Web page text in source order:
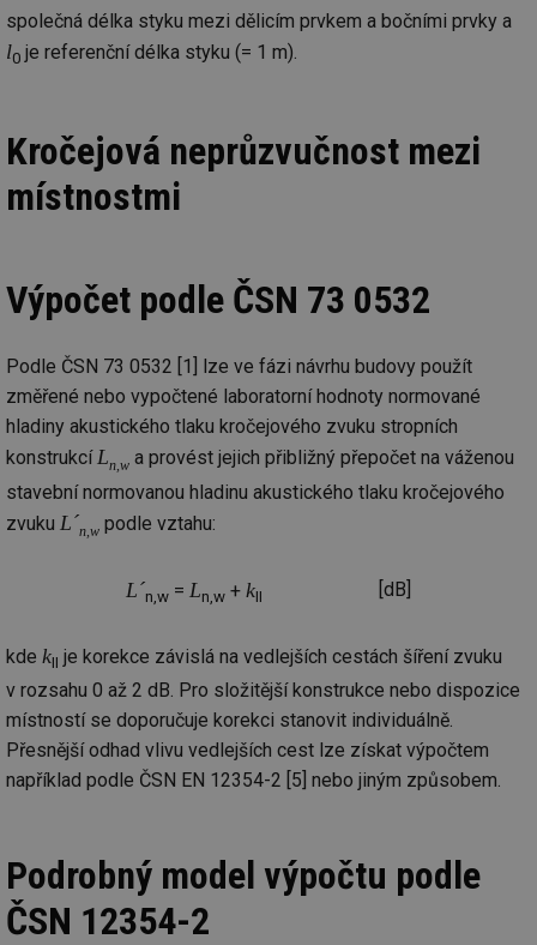
společná délka styku mezi dělicím prvkem a bočními prvky a
l0 je referenční délka styku (= 1 m).
Kročejová neprůzvučnost mezi
místnostmi
Výpočet podle ČSN 73 0532
Podle ČSN 73 0532 [1] lze ve fázi návrhu budovy použít
změřené nebo vypočtené laboratorní hodnoty normované
hladiny akustického tlaku kročejového zvuku stropních
konstrukcíLn,w a provést jejich přibližný přepočet na váženou
stavební normovanou hladinu akustického tlaku kročejového
zvuku L´n,w podle vztahu:
L´n,w = Ln,w + kII [dB]
kde kII je korekce závislá na vedlejších cestách šíření zvuku
v rozsahu 0 až 2 dB. Pro složitější konstrukce nebo dispozice
místností se doporučuje korekci stanovit individuálně.
Přesnější odhad vlivu vedlejších cest lze získat výpočtem
například podle ČSN EN 12354-2 [5] nebo jiným způsobem.
Podrobný model výpočtu podle
ČSN 12354-2